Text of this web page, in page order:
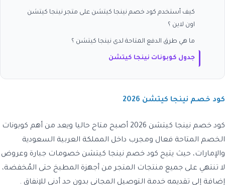
كيف أستخدم كود خصم نينجا كيتشن على متجر نينجا كيتشن
اون لاين ؟
ما هي طرق الدفع المتاحة لدى نينجا كيتشن ؟
جدول كوبونات نينجا كيتشن
كود خصم نينجا كيتشن 2026
كود خصم نينجا كيتشن 2026
أصبح متاح حاليا ويعد من أهم كوبونات
الخصم المتاحة فعال ومجرب داخل المملكة العربية السعودية
والإمارات، حيث يتيح كود خصم نينجا كيتشن خصومات جبارة وعروض
لا تنتهي على جميع منتجات المتجر من أجهزة المطبخ حتى المُخفضة،
إضافة إلى تقديمه خدمة التوصيل المجاني بدون حد أدنى للإنفاق .